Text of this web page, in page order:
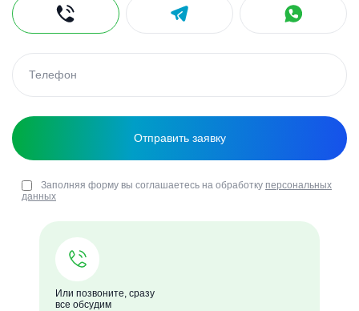
Или позвоните, сразу
все обсудим
Заполняя форму вы соглашаетесь на обработку персональных
данных